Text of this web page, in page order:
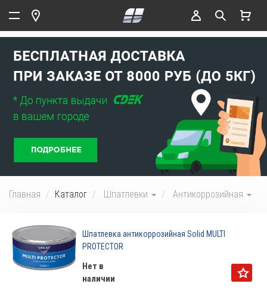
Главная Каталог Шпатлевки Антикоррозийная
Шпатлевка антикоррозийная Solid MULTI
PROTECTOR
Нет в
наличии